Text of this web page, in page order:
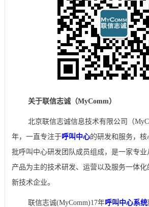
关于联信志诚（MyComm）
北京联信志诚信息技术有限公司（
年，一直专注于呼叫中心的研发和服务，
批呼叫中心研发团队成员组成，是一家专业
产品为主的技术研发、运营以及服务一体
新技术企业。
联信志诚(MyComm)17年呼叫中心系统